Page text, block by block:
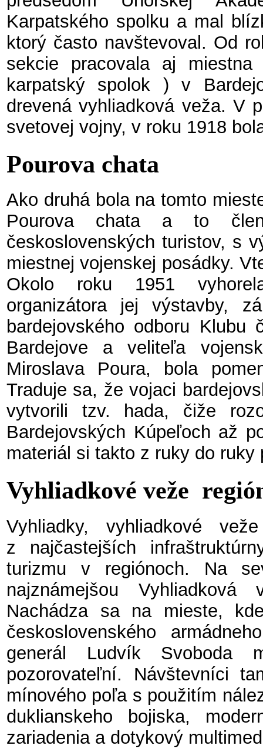
Karpatského spolku a mal
ktorý často navštevoval. Od
sekcie pracovala aj miestna
karpatský spolok ) v
drevená vyhliadková veža. V
svetovej vojny, v roku 1918
Pourova chata
Ako druhá bola na tomto
Pourova chata a to
československých turistov, s
miestnej vojenskej posádky.
Okolo roku 1951
organizátora jej výstavby,
bardejovského odboru Klubu
Bardejove a veliteľa
Miroslava Poura, bola
Traduje sa, že vojaci
vytvorili tzv. hada, čiže
Bardejovských Kúpeľoch až
materiál si takto z ruky do
Vyhliadkové veže
Vyhliadky, vyhliadkové
z najčastejších
turizmu v regiónoch. Na
najznámejšou
Nachádza sa na mieste,
československého
generál Ludvík Svoboda
pozorovateľní. Návštevníci
mínového poľa s použitím
duklianskeho bojiska,
zariadenia a dotykový